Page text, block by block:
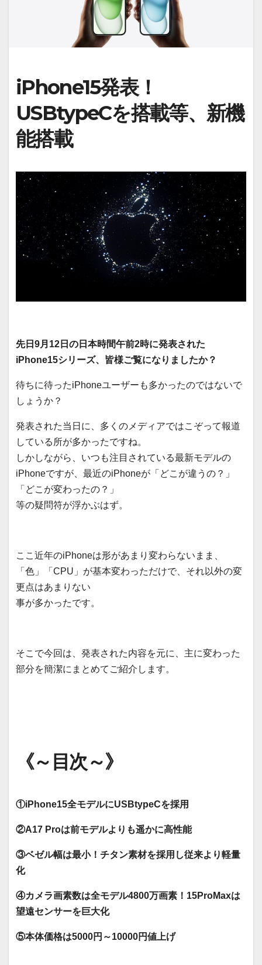
iPhone15発表！
USBtypeCを搭載等、新機
能搭載
先日9月12日の日本時間午前2時に発表された
iPhone15シリーズ、皆様ご覧になりましたか？
待ちに待ったiPhoneユーザーも多かったのではないで
しょうか？
発表された当日に、多くのメディアではこぞって報道
している所が多かったですね。
しかしながら、いつも注目されている最新モデルの
iPhoneですが、最近のiPhoneが「どこが違うの？」
「どこが変わったの？」
等の疑問符が浮かぶはず。
ここ近年のiPhoneは形があまり変わらないまま、
「色」「CPU」が基本変わっただけで、それ以外の変
更点はあまりない
事が多かったです。
そこで今回は、発表された内容を元に、主に変わった
部分を簡潔にまとめてご紹介します。
《～目次～》
①iPhone15全モデルにUSBtypeCを採用
②A17 Proは前モデルよりも遥かに高性能
③ベゼル幅は最小！チタン素材を採用し従来より軽量
化
④カメラ画素数は全モデル4800万画素！15ProMaxは
望遠センサーを巨大化
⑤本体価格は5000円～10000円値上げ